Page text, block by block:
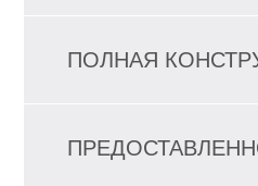
ПОЛНАЯ